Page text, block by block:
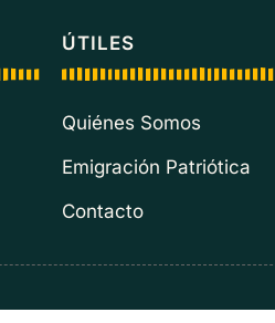
ÚTILES
Quiénes Somos
Emigración Patriótica
Contacto